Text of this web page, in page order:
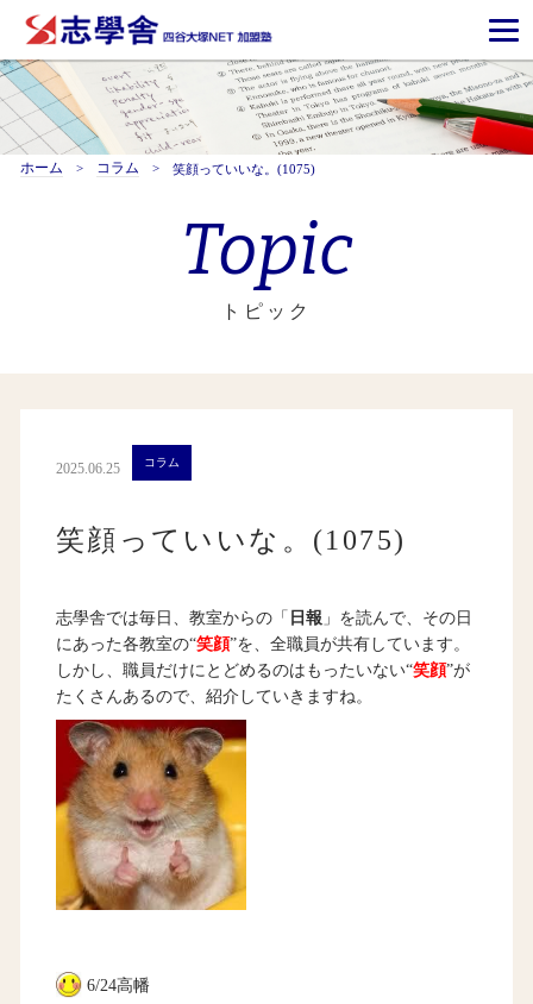
ホーム コラム 笑顔っていいな。(1075)
Topic
トピック
2025.06.25 コラム
笑顔っていいな。(1075)
志學舎では毎日、教室からの「 日報 」を読んで、その日
にあった各教室の“笑顔”を、全職員が共有しています。
しかし、職員だけにとどめるのはもったいない“笑顔”が
たくさんあるので、紹介していきますね。
6/24高幡